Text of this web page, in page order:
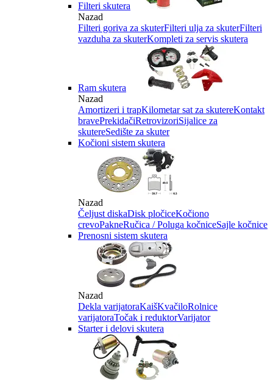
Filteri skutera
Nazad
Filteri goriva za skuterFilteri ulja za skuterFilteri
vazduha za skuterKompleti za servis skutera
Ram skutera
Nazad
Amortizeri i trapKilometar sat za skutereKontakt
bravePrekidačiRetrovizoriSijalice za
skutereSedište za skuter
Kočioni sistem skutera
Nazad
Čeljust diskaDisk pločiceKočiono
crevoPakneRučica / Poluga kočniceSajle kočnice
Prenosni sistem skutera
Nazad
Dekla varijatoraKaišKvačiloRolnice
varijatoraTočak i reduktorVarijator
Starter i delovi skutera